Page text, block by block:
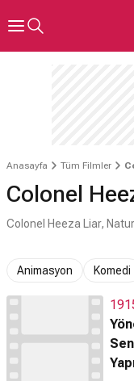
Anasayfa Tüm Filmler
Colonel
Colonel Heeza Liar,
Animasyon Komedi